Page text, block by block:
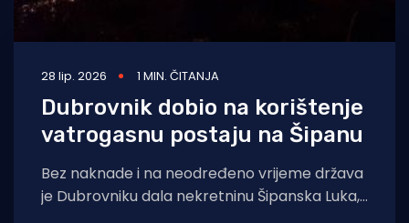
28 lip. 2026 1 MIN. ČITANJA
Dubrovnik dobio na korištenje
vatrogasnu postaju na Šipanu
Bez naknade i na neodređeno vrijeme država
je Dubrovniku dala nekretninu Šipanska Luka,